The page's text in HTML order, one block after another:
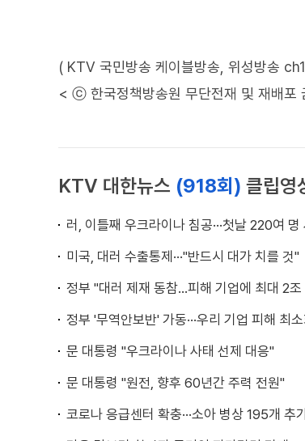
( KTV 국민방송 케이블방송, 위성방송
< ⓒ 한국정책방송원 무단전재 및 재배포
KTV 대한뉴스 (918회) 클립영
러, 이틀째 우크라이나 침공···첫날 220여 명
미국, 대러 수출통제···"반드시 대가 치를 것"
정부 "대러 제재 동참...피해 기업에 최대 2
정부 '무역안보반' 가동···우리 기업 피해 최
문 대통령 "우크라이나 사태 선제 대응"
문 대통령 "원전, 향후 60년간 주력 전원"
코로나 응급센터 확충···소아 병상 195개 추